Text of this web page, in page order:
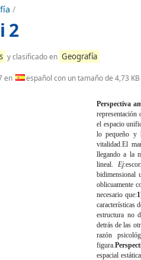
/
2
y clasificado en Geografía
en español con un tamaño de 4,73 KB
Perspectiva
representación
el espacio
lo pequeño y
vitalidad.El
llegando a la
lineal. Ej
bidimensional
oblicuamente
necesario que:
características
estructura no
detrás de las
razón
figura.
espacial